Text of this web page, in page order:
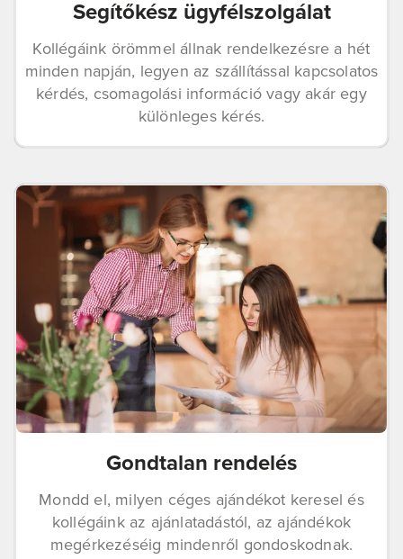
Segítőkész ügyfélszolgálat
Kollégáink örömmel állnak rendelkezésre a hét
minden napján, legyen az szállítással kapcsolatos
kérdés, csomagolási információ vagy akár egy
különleges kérés.
Gondtalan rendelés
Mondd el, milyen céges ajándékot keresel és
kollégáink az ajánlatadástól, az ajándékok
megérkezéséig mindenről gondoskodnak.